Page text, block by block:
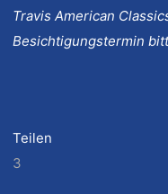
Travis American
Besichtigungstermin
Teilen
3